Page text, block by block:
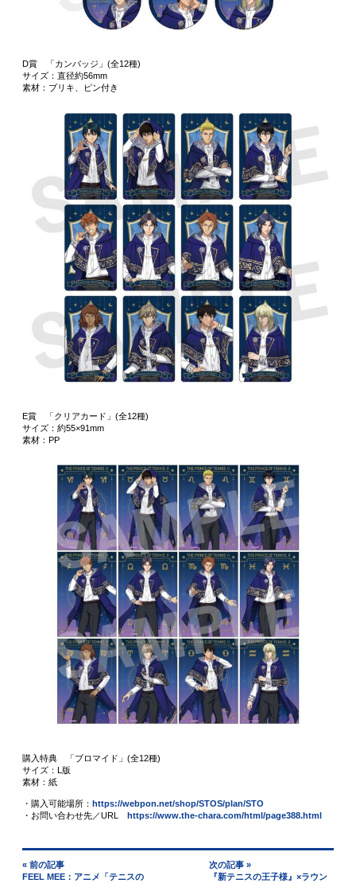
D賞 「カンバッジ」(全12種)
サイズ：直径約56mm
素材：ブリキ、ピン付き
E賞 「クリアカード」(全12種)
サイズ：約55×91mm
素材：PP
購入特典 「ブロマイド」(全12種)
サイズ：L版
素材：紙
・購入可能場所： https://webpon.net/shop/STOS/plan/STO
・お問い合わせ先／URL https://www.the-chara.com/html/page388.html
« 前の記事
FEEL MEE：アニメ「テニスの
次の記事 »
『新テニスの王子様』×ラウン